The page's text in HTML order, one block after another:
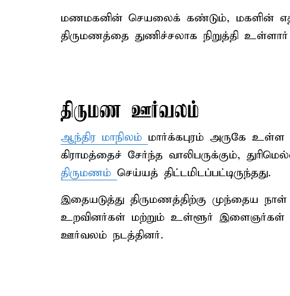
மணமகனின் செயலைக் கண்டும், மகளின்
திருமணத்தை துணிச்சலாக நிறுத்தி
திருமண ஊர்வலம்
ஆந்திர மாநிலம் மார்க்கபுரம் அருகே
கிராமத்தைச் சேர்ந்த வாலிபருக்கும்,
திருமணம் செய்யத் திட்டமிடப்பட்டிருந்தது.
இதையடுத்து திருமணத்திற்கு முந்தைய
உறவினர்கள் மற்றும் உள்ளூர் இளைஞர்கள்
ஊர்வலம் நடத்தினர்.